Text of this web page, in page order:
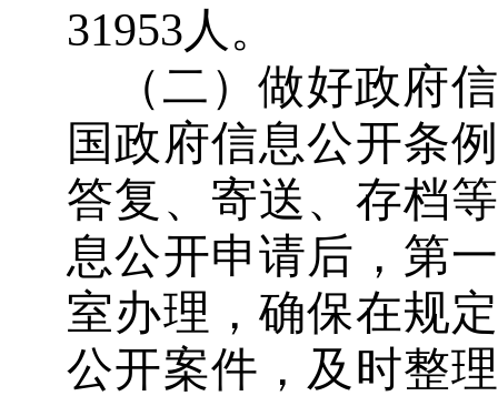
31953人。
（二）做好政府
国政府信息公开条
答复、寄送、存档
息公开申请后，第
室办理，确保在规
公开案件，及时整